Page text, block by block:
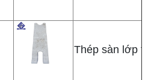
Thép sàn lớp